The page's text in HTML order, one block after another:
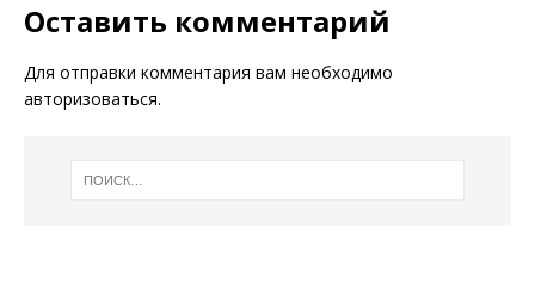
Оставить комментарий
Для отправки комментария вам необходимо
авторизоваться.